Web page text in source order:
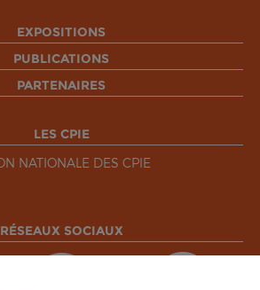
EXPOSITIONS
PUBLICATIONS
PARTENAIRES
LES CPIE
NATIONALE DES CPIE
RÉSEAUX SOCIAUX